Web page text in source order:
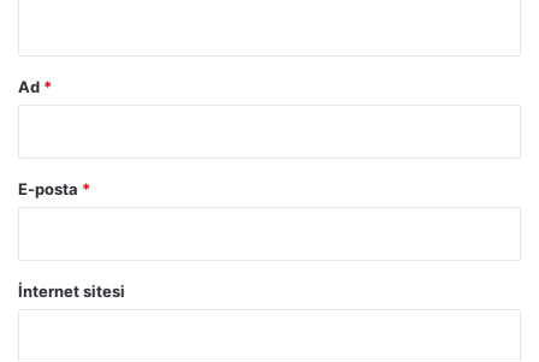
Ad *
E-posta *
İnternet sitesi